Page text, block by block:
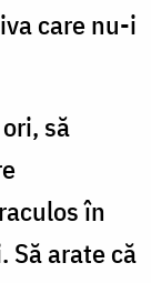
care nu-i
să
în
Să arate că